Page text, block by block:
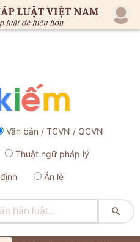
Văn bản / TCVN / QCVN
Thuật ngữ pháp lý
Án lệ
